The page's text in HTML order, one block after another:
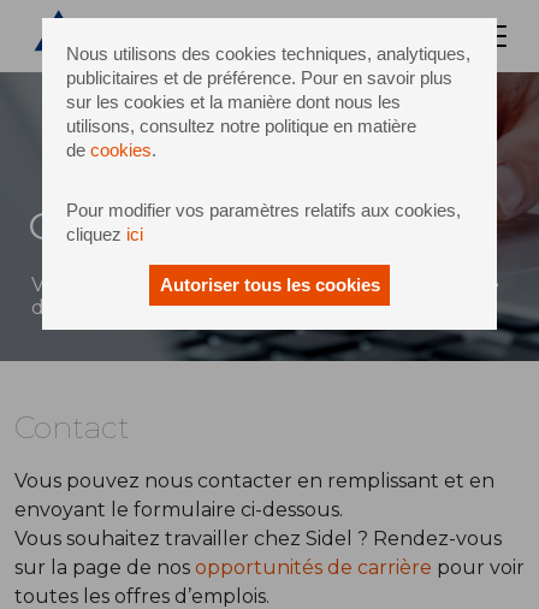
Nous utilisons des cookies techniques, analytiques,
publicitaires et de préférence. Pour en savoir plus
sur les cookies et la manière dont nous les
utilisons, consultez notre politique en matière
de cookies.
Pour modifier vos paramètres relatifs aux cookies,
cliquez ici
Autoriser tous les cookies
Contact
Vous pouvez envoyer un message à Sidel à l'aide
du formulaire ci-dessous
Contact
Vous pouvez nous contacter en remplissant et en
envoyant le formulaire ci-dessous.
Vous souhaitez travailler chez Sidel ? Rendez-vous
sur la page de nos opportunités de carrière pour voir
toutes les offres d’emplois.